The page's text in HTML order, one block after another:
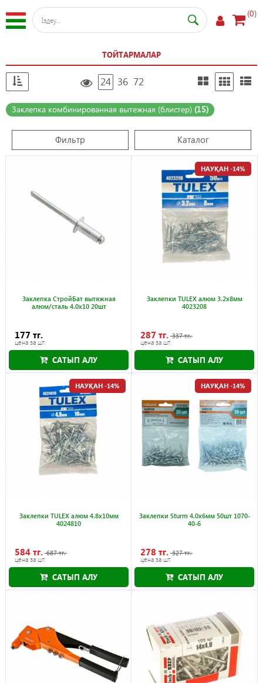
(0)
ТОЙТАРМАЛАР
24 36 72
Заклепка комбинированная вытежная (блистер) (15)
Фильтр Каталог
Заклепка СтройБат вытяжная
алюм/сталь 4.0x10 20шт
177 тг.
цена за шт.
САТЫП АЛУ
Заклепки TULEX алюм 3.2x8мм
4023208
287 тг. 337 тг.
цена за шт.
Науқан 30.09.2026
НАУҚАН -14%
САТЫП АЛУ
Заклепки TULEX алюм 4.8x10мм
4024810
584 тг. 687 тг.
цена за шт.
Науқан 30.09.2026
НАУҚАН -14%
САТЫП АЛУ
Заклепки Sturm 4.0x6мм 50шт 1070-
40-6
278 тг. 327 тг.
цена за шт.
Науқан 30.09.2026
НАУҚАН -14%
САТЫП АЛУ